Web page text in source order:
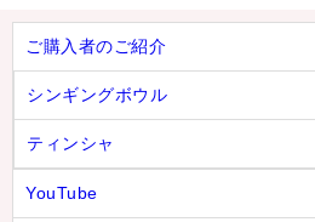
ご購入者のご紹介
シンギングボウル
ティンシャ
YouTube